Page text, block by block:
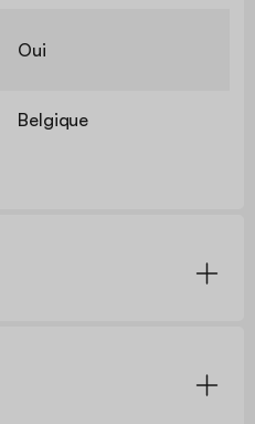
Oui
Belgique